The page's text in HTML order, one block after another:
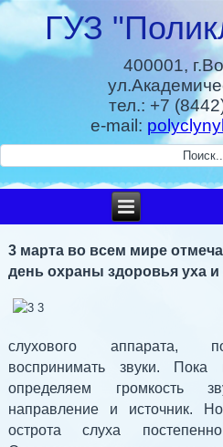
ГУЗ
400001,
тел.: +7
e-mail:
3 марта во всем мире
день охраны здоровья уха и
слухового аппарата,
воспринимать звуки.
определяем громкость
направление и источник.
острота слуха